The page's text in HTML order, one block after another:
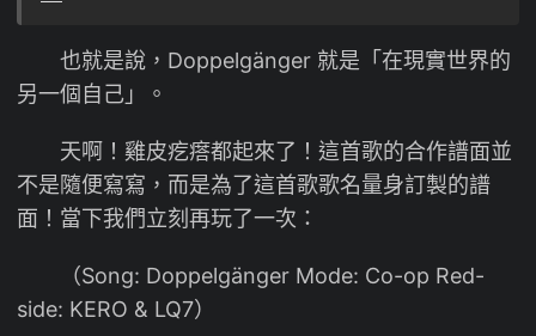
也就是說，Doppelgänger 就是「在現實世界的
另一個自己」。
天啊！雞皮疙瘩都起來了！這首歌的合作譜面並
不是隨便寫寫，而是為了這首歌歌名量身訂製的譜
面！當下我們立刻再玩了一次：
（Song: Doppelgänger Mode: Co-op Red-
side: KERO & LQ7）